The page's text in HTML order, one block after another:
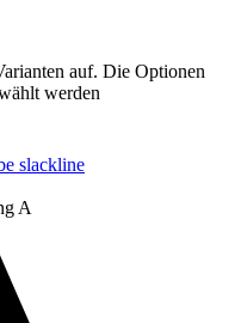
auf. Die Optionen
werden